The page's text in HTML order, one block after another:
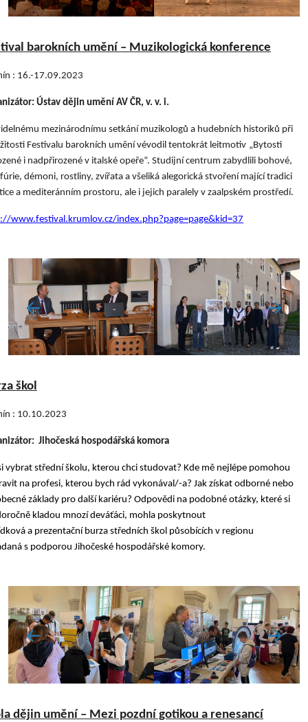
barokních umění – Muzikologická konference
: 16.-17.09.2023
Ústav dějin umění AV ČR, v. v. i.
mezinárodnímu setkání muzikologů a hudebních historiků při
Festivalu barokních umění vévodil tentokrát leitmotiv „Bytosti
i nadpřirozené v italské opeře“. Studijní centrum zabydlili bohové,
démoni, rostliny, zvířata a všeliká alegorická stvoření mající tradici
a mediteránním prostoru, ale i jejich paralely v zaalpském prostředí.
www.festival.krumlov.cz/index.php?page=page&kid=37
škol
: 10.10.2023
Jihočeská hospodářská komora
vybrat střední školu, kterou chci studovat? Kde mě nejlépe pomohou
na profesi, kterou bych rád vykonával/-a? Jak získat odborné nebo
základy pro další kariéru? Odpovědi na podobné otázky, které si
kladou mnozí deváťáci, mohla poskytnout
a prezentační burza středních škol působících v regionu
s podporou Jihočeské hospodářské komory.
dějin umění – Mezi pozdní gotikou a renesancí